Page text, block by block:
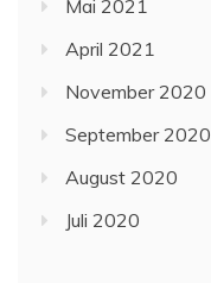
Mai 2021
April 2021
November 2020
September 2020
August 2020
Juli 2020